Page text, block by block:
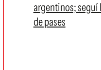
argentinos; seguí
de pases